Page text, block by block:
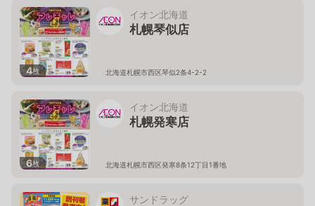
4枚
イオン北海道
札幌琴似店
北海道札幌市西区琴似2条4-2-2
6枚
イオン北海道
札幌発寒店
北海道札幌市西区発寒8条12丁目1番地
サンドラッグ